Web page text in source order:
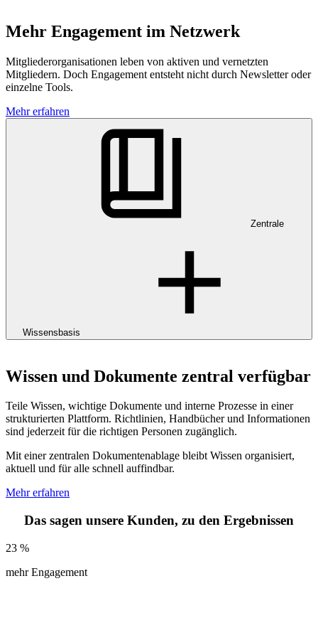
Mehr Engagement im Netzwerk
Mitgliederorganisationen leben von aktiven und vernetzten
Mitgliedern. Doch Engagement entsteht nicht durch Newsletter oder
einzelne Tools.
Mehr erfahren
Wissensbasis
Wissen und Dokumente zentral verfügbar
Teile Wissen, wichtige Dokumente und interne Prozesse in einer
strukturierten Plattform. Richtlinien, Handbücher und Informationen
sind jederzeit für die richtigen Personen zugänglich.
Mit einer zentralen Dokumentenablage bleibt Wissen organisiert,
aktuell und für alle schnell auffindbar.
Mehr erfahren
Das sagen unsere Kunden, zu den Ergebnissen
23 %
mehr Engagement